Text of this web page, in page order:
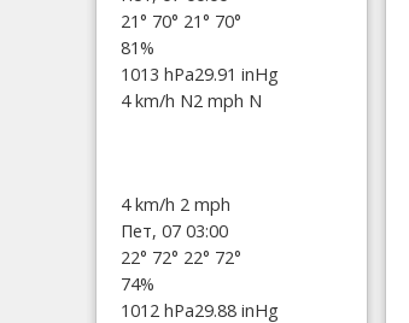
21° 70° 21° 70°
81%
1013 hPa29.91 inHg
4 km/h N2 mph N
4 km/h 2 mph
Пет, 07 03:00
22° 72° 22° 72°
74%
1012 hPa29.88 inHg